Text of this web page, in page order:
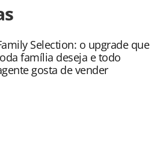
noticia-
11/pagar-para-impulsionar-
ou as
página. Todo o conteúdo
Editora é protegido pela
direito autoral. Não reproduza o
Selection: o upgrade que
família deseja e todo
gosta de vender